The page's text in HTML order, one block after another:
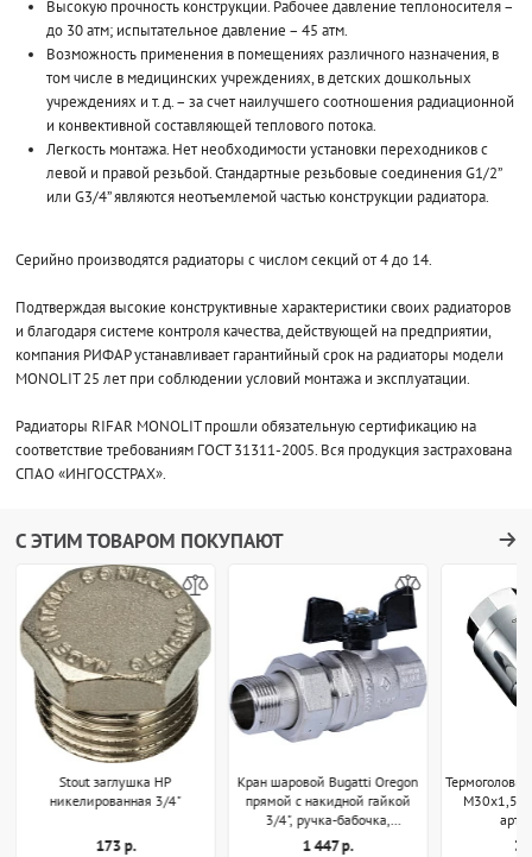
Высокую прочность конструкции. Рабочее давление теплоносителя –
до 30 атм; испытательное давление – 45 атм.
Возможность применения в помещениях различного назначения, в
том числе в медицинских учреждениях, в детских дошкольных
учреждениях и т. д. – за счет наилучшего соотношения радиационной
и конвективной составляющей теплового потока.
Легкость монтажа. Нет необходимости установки переходников с
левой и правой резьбой. Стандартные резьбовые соединения G1/2”
или G3/4” являются неотъемлемой частью конструкции радиатора.
Серийно производятся радиаторы с числом секций от 4 до 14.
Подтверждая высокие конструктивные характеристики своих радиаторов
и благодаря системе контроля качества, действующей на предприятии,
компания РИФАР устанавливает гарантийный срок на радиаторы модели
MONOLIT 25 лет при соблюдении условий монтажа и эксплуатации.
Радиаторы RIFAR MONOLIT прошли обязательную сертификацию на
соответствие требованиям ГОСТ 31311-2005. Вся продукция застрахована
СПАО «ИНГОССТРАХ».
С ЭТИМ ТОВАРОМ ПОКУПАЮТ
Stout заглушка НР
никелированная 3/4"
173 р.
Кран шаровой Bugatti Oregon
прямой с накидной гайкой
3/4", ручка-бабочка,
арт.03220032
1 447 р.
M30x1,5
3